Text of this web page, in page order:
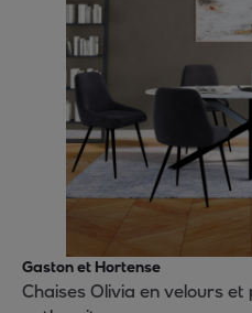
Gaston et Hortense
Chaises Olivia en velours